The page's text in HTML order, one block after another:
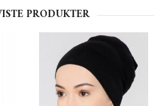
PRODUKTER